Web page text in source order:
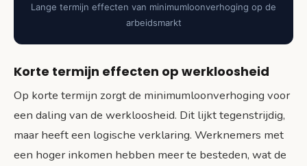
Lange termijn effecten van minimumloonverhoging op de
arbeidsmarkt
Korte termijn effecten op werkloosheid
Op korte termijn zorgt de minimumloonverhoging voor
een daling van de werkloosheid. Dit lijkt tegenstrijdig,
maar heeft een logische verklaring. Werknemers met
een hoger inkomen hebben meer te besteden, wat de